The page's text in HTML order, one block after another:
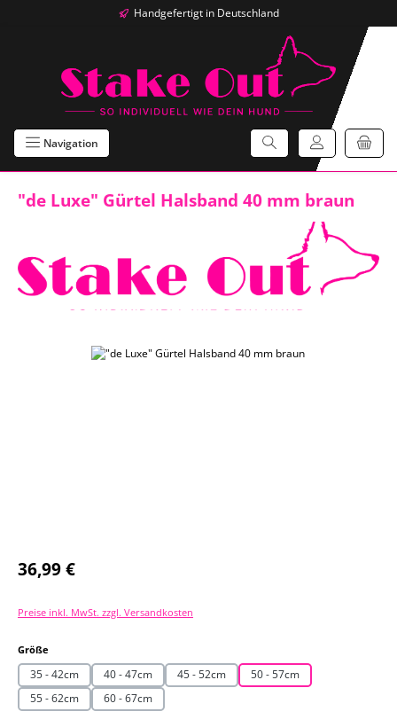
Zum Hauptinhalt springenHandgefertigt in Deutschland
Navigation
"de Luxe" Gürtel Halsband 40 mm braun
Bildergalerie überspringen
Regulärer Preis:
36,99 €
Preise inkl. MwSt. zzgl. Versandkosten
Größe
35 - 42cm 40 - 47cm 45 - 52cm
50 - 57cm
55 - 62cm
60 - 67cm